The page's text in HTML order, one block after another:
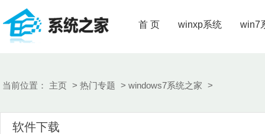
首 页 winxp系统 win7
当前位置： 主页 > 热门专题 > windows7系统之家 >
软件下载